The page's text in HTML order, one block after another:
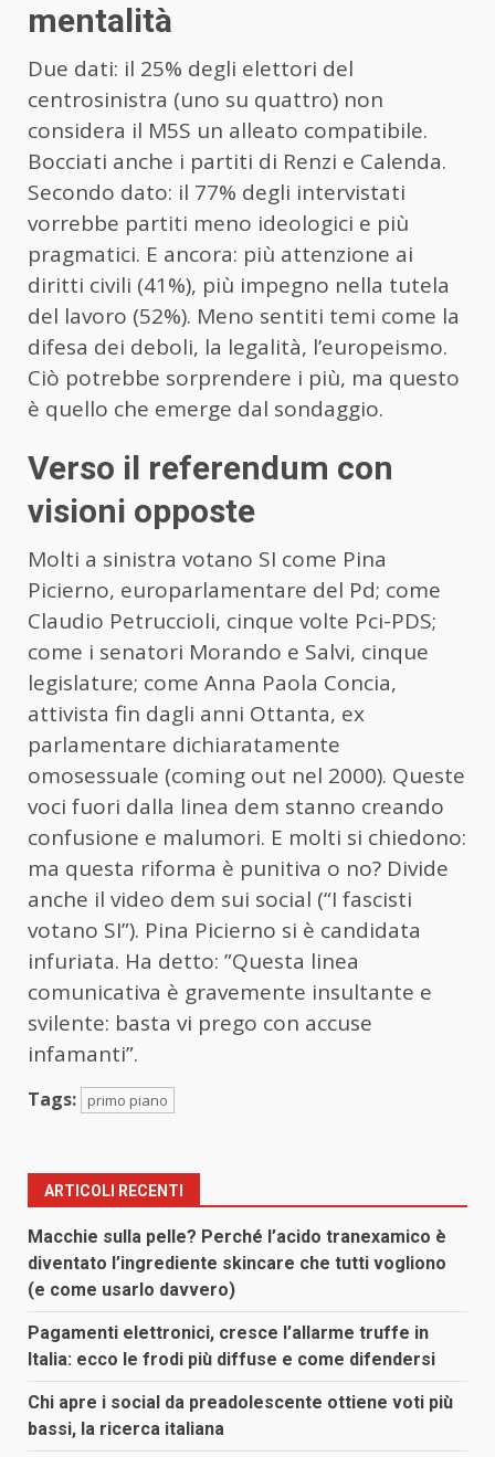
mentalità
Due dati: il 25% degli elettori del
centrosinistra (uno su quattro) non
considera il M5S un alleato compatibile.
Bocciati anche i partiti di Renzi e Calenda.
Secondo dato: il 77% degli intervistati
vorrebbe partiti meno ideologici e più
pragmatici. E ancora: più attenzione ai
diritti civili (41%), più impegno nella tutela
del lavoro (52%). Meno sentiti temi come la
difesa dei deboli, la legalità, l’europeismo.
Ciò potrebbe sorprendere i più, ma questo
è quello che emerge dal sondaggio.
Verso il referendum con
visioni opposte
Molti a sinistra votano SI come Pina
Picierno, europarlamentare del Pd; come
Claudio Petruccioli, cinque volte Pci-PDS;
come i senatori Morando e Salvi, cinque
legislature; come Anna Paola Concia,
attivista fin dagli anni Ottanta, ex
parlamentare dichiaratamente
omosessuale (coming out nel 2000). Queste
voci fuori dalla linea dem stanno creando
confusione e malumori. E molti si chiedono:
ma questa riforma è punitiva o no? Divide
anche il video dem sui social (“I fascisti
votano SI”). Pina Picierno si è candidata
infuriata. Ha detto: ”Questa linea
comunicativa è gravemente insultante e
svilente: basta vi prego con accuse
infamanti”.
Tags: primo piano
ARTICOLI RECENTI
Macchie sulla pelle? Perché l’acido tranexamico è
diventato l’ingrediente skincare che tutti vogliono
(e come usarlo davvero)
Pagamenti elettronici, cresce l’allarme truffe in
Italia: ecco le frodi più diffuse e come difendersi
Chi apre i social da preadolescente ottiene voti più
bassi, la ricerca italiana